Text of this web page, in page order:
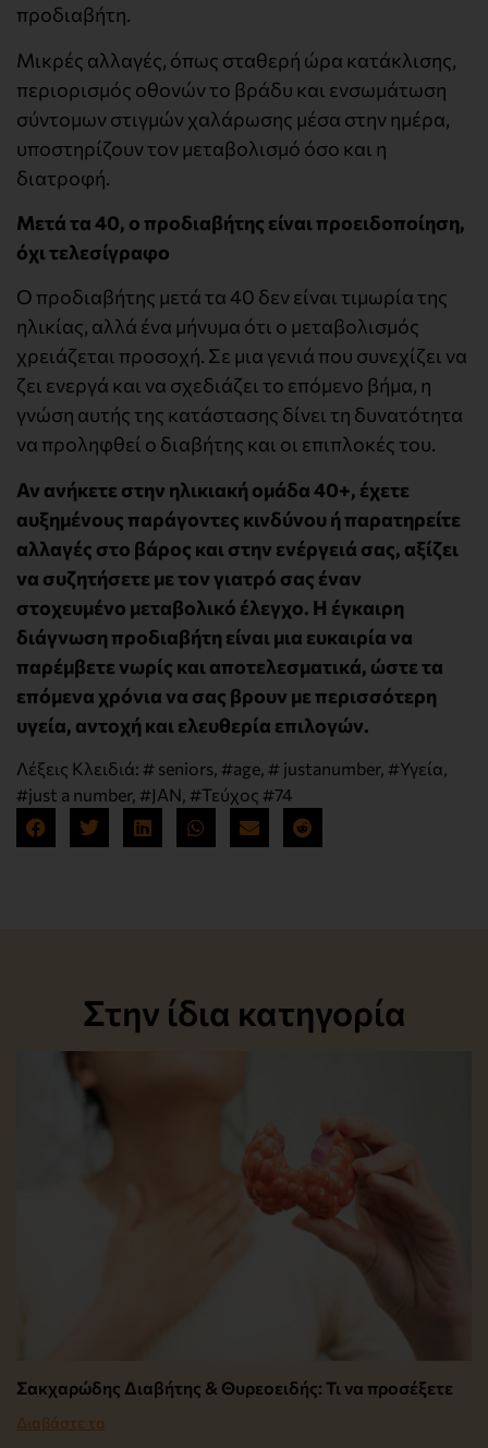
προδιαβήτη.
Μικρές αλλαγές, όπως σταθερή ώρα κατάκλισης,
περιορισμός οθονών το βράδυ και ενσωμάτωση
σύντομων στιγμών χαλάρωσης μέσα στην ημέρα,
υποστηρίζουν τον μεταβολισμό όσο και η
διατροφή.
Μετά τα 40, ο προδιαβήτης είναι προειδοποίηση,
όχι τελεσίγραφο
Ο προδιαβήτης μετά τα 40 δεν είναι τιμωρία της
ηλικίας, αλλά ένα μήνυμα ότι ο μεταβολισμός
χρειάζεται προσοχή. Σε μια γενιά που συνεχίζει να
ζει ενεργά και να σχεδιάζει το επόμενο βήμα, η
γνώση αυτής της κατάστασης δίνει τη δυνατότητα
να προληφθεί ο διαβήτης και οι επιπλοκές του.
Αν ανήκετε στην ηλικιακή ομάδα 40+, έχετε
αυξημένους παράγοντες κινδύνου ή παρατηρείτε
αλλαγές στο βάρος και στην ενέργειά σας, αξίζει
να συζητήσετε με τον γιατρό σας έναν
στοχευμένο μεταβολικό έλεγχο. Η έγκαιρη
διάγνωση προδιαβήτη είναι μια ευκαιρία να
παρέμβετε νωρίς και αποτελεσματικά, ώστε τα
επόμενα χρόνια να σας βρουν με περισσότερη
υγεία, αντοχή και ελευθερία επιλογών.
Λέξεις Κλειδιά: # seniors, #age, # justanumber, #Υγεία,
#just a number, #JAN, #Τεύχος #74
Στην ίδια κατηγορία
Σακχαρώδης Διαβήτης & Θυρεοειδής: Τι να προσέξετε
Διαβάστε το